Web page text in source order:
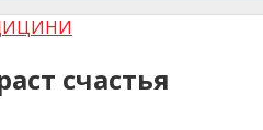
счастья